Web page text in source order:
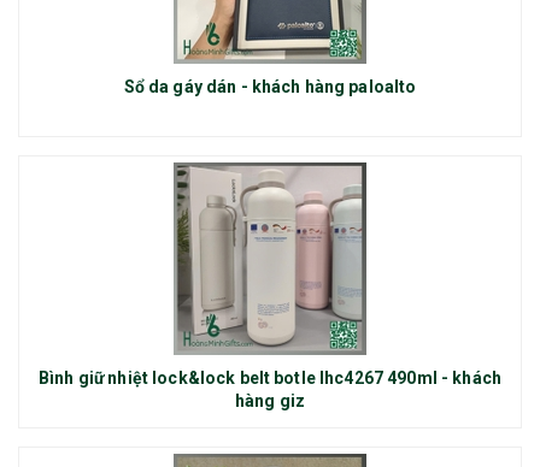
Sổ da gáy dán - khách hàng paloalto
Bình giữ nhiệt lock&lock belt botle lhc4267 490ml - khách
hàng giz